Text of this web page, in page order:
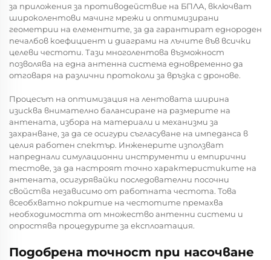
за приложения за противодействие на БПЛА, включват
широколентови мачинг мрежи и оптимизирани
геометрии на елементите, за да гарантират еднороден
печалбов коефициент и диаграми на лъчите във всички
целеви честоти. Тази многолентова възможност
позволява на една антенна система едновременно да
отговаря на различни протоколи за връзка с дронове.
Процесът на оптимизация на лентовата ширина
изисква внимателно балансиране на размерите на
антената, избора на материали и механизми за
захранване, за да се осигури съгласуване на импеданса в
целия работен спектър. Инженерите използват
напреднали симулационни инструменти и емпирични
тестове, за да настроят точно характеристиките на
антената, осигурявайки последователни посочни
свойства независимо от работната честота. Това
всеобхватно покритие на честотите премахва
необходимостта от множество антенни системи и
опростява процедурите за експлоатация.
Подобрена точност при насочване